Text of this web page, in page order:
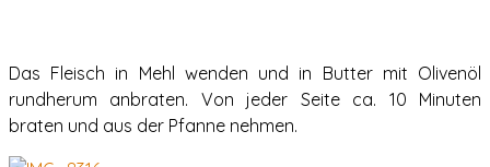
Das Fleisch in Mehl wenden und in Butter mit Olivenöl
rundherum anbraten. Von jeder Seite ca. 10 Minuten
braten und aus der Pfanne nehmen.